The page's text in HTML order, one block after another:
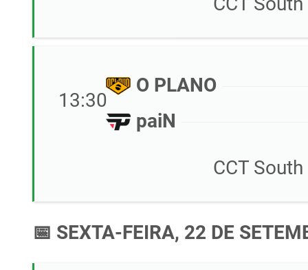
13:30
O PLANO
paiN
CCT
📅 SEXTA-FEIRA, 22 DE